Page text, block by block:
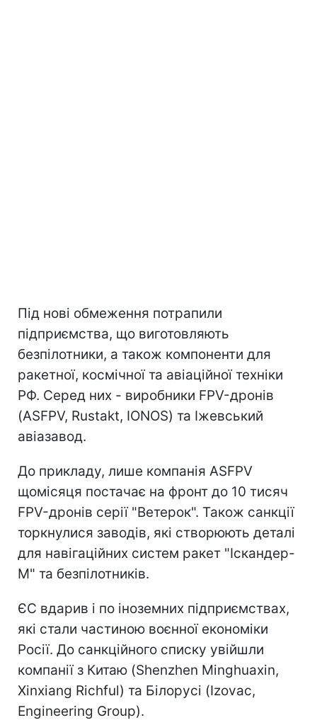
Під нові обмеження потрапили
підприємства, що виготовляють
безпілотники, а також компоненти для
ракетної, космічної та авіаційної техніки
РФ. Серед них - виробники FPV-дронів
(ASFPV, Rustakt, IONOS) та Іжевський
авіазавод.
До прикладу, лише компанія ASFPV
щомісяця постачає на фронт до 10 тисяч
FPV-дронів серії "Ветерок". Також санкції
торкнулися заводів, які створюють деталі
для навігаційних систем ракет "Іскандер-
М" та безпілотників.
ЄС вдарив і по іноземних підприємствах,
які стали частиною воєнної економіки
Росії. До санкційного списку увійшли
компанії з Китаю (Shenzhen Minghuaxin,
Xinxiang Richful) та Білорусі (Izovac,
Engineering Group).